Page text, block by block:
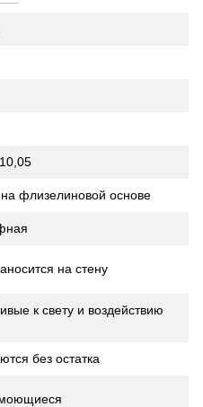
флизелиновой основе
на стену
к свету и воздействию
без остатка